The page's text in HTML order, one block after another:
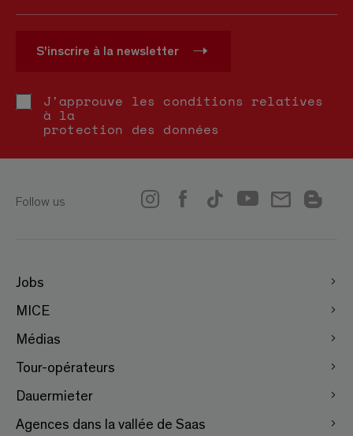
S'inscrire à la newsletter
J'approuve les conditions relatives
à la
protection des données
Follow us
Jobs
MICE
Médias
Tour-opérateurs
Dauermieter
Agences dans la vallée de Saas